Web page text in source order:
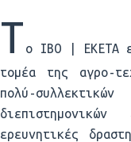
Τ ο IBO EKETA
τομέα της αγρο-
πολύ-
ερευνητικές